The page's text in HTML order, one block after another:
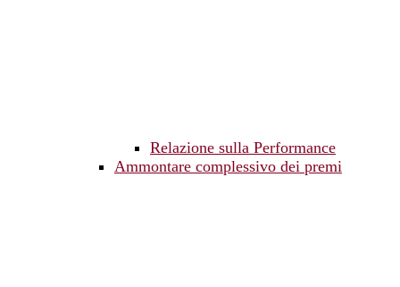
Relazione sulla Performance
Ammontare complessivo dei premi